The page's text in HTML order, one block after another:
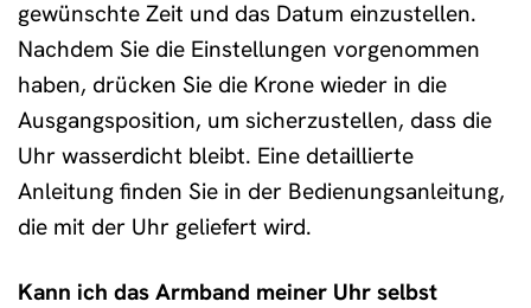
gewünschte Zeit und das Datum einzustellen.
Nachdem Sie die Einstellungen vorgenommen
haben, drücken Sie die Krone wieder in die
Ausgangsposition, um sicherzustellen, dass die
Uhr wasserdicht bleibt. Eine detaillierte
Anleitung finden Sie in der Bedienungsanleitung,
die mit der Uhr geliefert wird.
Kann ich das Armband meiner Uhr selbst